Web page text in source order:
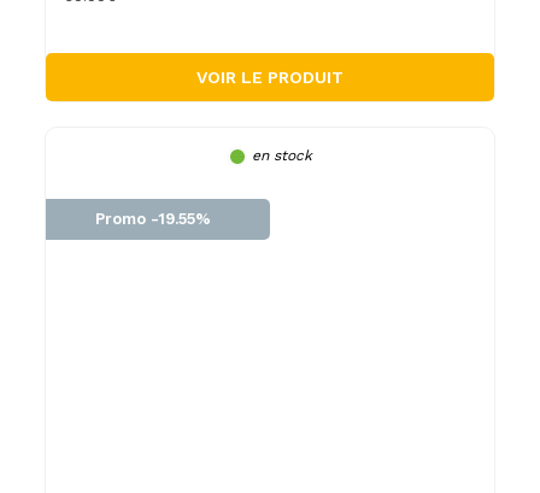
VOIR LE PRODUIT
en stock
Promo -19.55%